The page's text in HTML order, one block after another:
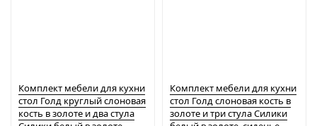
Комплект мебели для кухни
стол Голд круглый слоновая
кость в золоте и два стула
Комплект мебели для кухни
стол Голд слоновая кость в
золоте и три стула Силики